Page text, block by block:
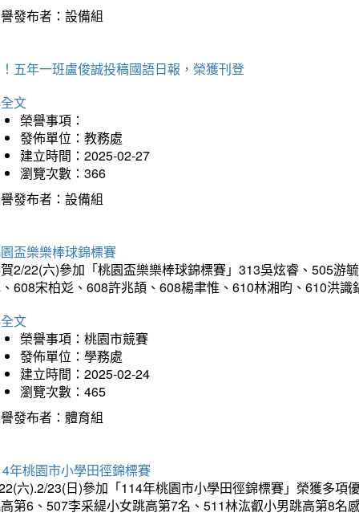
發布者：設備組
五年一班盧俊誠投稿國語日報，榮獲刊登
文
榮譽事項：
發佈單位：教務處
建立時間：2025-02-27
瀏覽次數：366
發布者：設備組
盃樂樂棒球錦標賽
2/22(六)參加「桃園盃樂樂棒球錦標賽」313吳炫睿、505游
608宋柏彣、608許兆頡、608楊聿惟、610林湘昀、610洪
文
榮譽事項：桃園市競賽
發佈單位：學務處
建立時間：2025-02-24
瀏覽次數：465
發布者：體育組
年桃園市小學田徑錦標賽
六).2/23(日)參加「114年桃園市小學田徑錦標賽」榮獲多
第6、507李采緹小女跳高第7名、511林汯叡小男跳高第8名